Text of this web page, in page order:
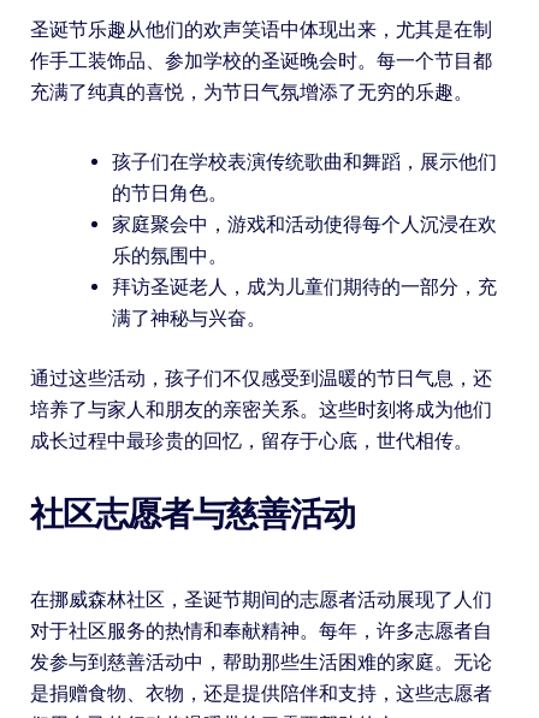
圣诞节乐趣从他们的欢声笑语中体现出来，尤其是在制
作手工装饰品、参加学校的圣诞晚会时。每一个节目都
充满了纯真的喜悦，为节日气氛增添了无穷的乐趣。
孩子们在学校表演传统歌曲和舞蹈，展示他们
的节日角色。
家庭聚会中，游戏和活动使得每个人沉浸在欢
乐的氛围中。
拜访圣诞老人，成为儿童们期待的一部分，充
满了神秘与兴奋。
通过这些活动，孩子们不仅感受到温暖的节日气息，还
培养了与家人和朋友的亲密关系。这些时刻将成为他们
成长过程中最珍贵的回忆，留存于心底，世代相传。
社区志愿者与慈善活动
在挪威森林社区，圣诞节期间的志愿者活动展现了人们
对于社区服务的热情和奉献精神。每年，许多志愿者自
发参与到慈善活动中，帮助那些生活困难的家庭。无论
是捐赠食物、衣物，还是提供陪伴和支持，这些志愿者